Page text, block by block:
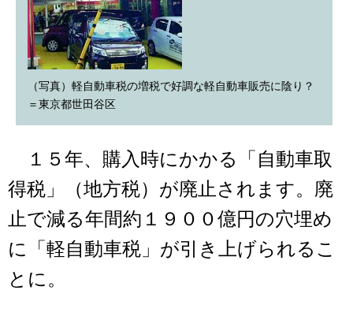
（写真）軽自動車税の増税で好調な軽自動車販売に陰り？
＝東京都世田谷区
１５年、購入時にかかる「自動車取
得税」（地方税）が廃止されます。廃
止で減る年間約１９００億円の穴埋め
に「軽自動車税」が引き上げられるこ
とに。